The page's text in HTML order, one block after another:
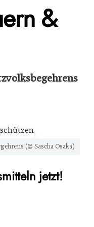
&
(© Sascha Osaka)
jetzt!